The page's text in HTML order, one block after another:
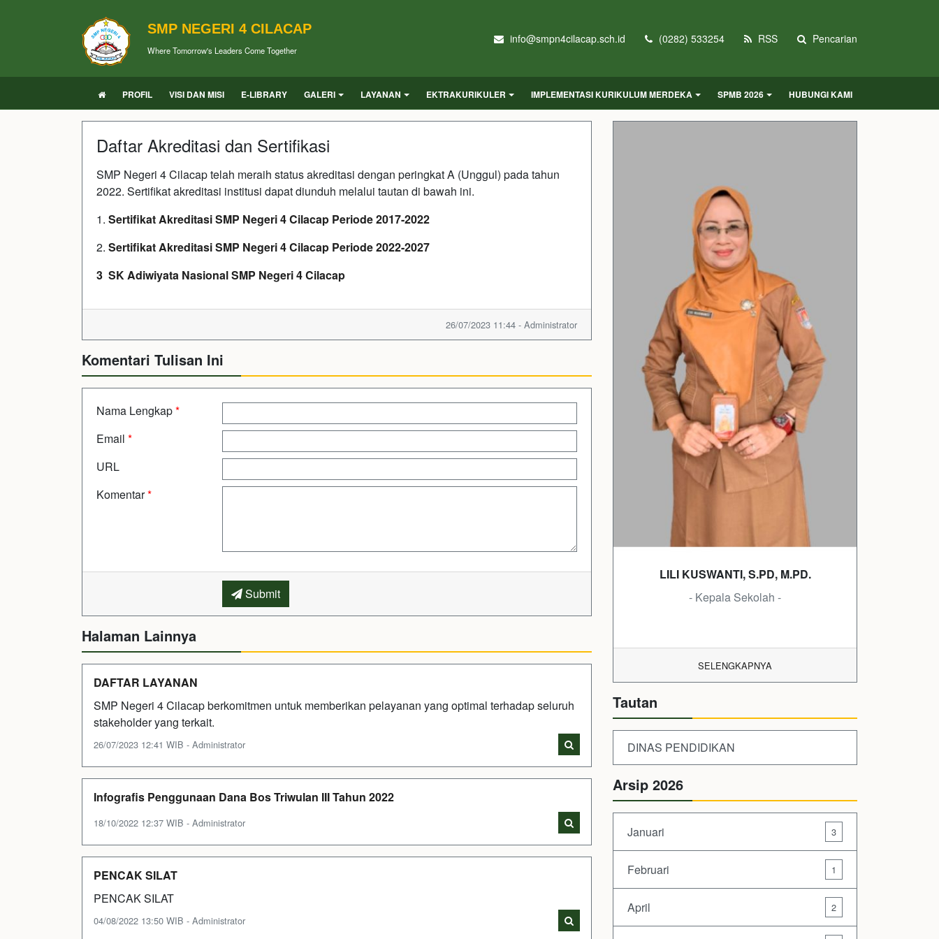
SMP NEGERI 4 CILACAP
Where Tomorrow's Leaders Come Together
info@smpn4cilacap.sch.id (0282) 533254 RSS Pencarian
PROFIL VISI DAN MISI E-LIBRARY GALERI LAYANAN EKTRAKURIKULER IMPLEMENTASI KURIKULUM MERDEKA SPMB 2026 HUBUNGI KAMI
Daftar Akreditasi dan Sertifikasi
SMP Negeri 4 Cilacap telah meraih status akreditasi dengan peringkat A (Unggul) pada tahun
2022. Sertifikat akreditasi institusi dapat diunduh melalui tautan di bawah ini.
1. Sertifikat Akreditasi SMP Negeri 4 Cilacap Periode 2017-2022
2. Sertifikat Akreditasi SMP Negeri 4 Cilacap Periode 2022-2027
3 SK Adiwiyata Nasional SMP Negeri 4 Cilacap
26/07/2023 11:44 - Administrator
Komentari Tulisan Ini
Nama Lengkap*
Email *
URL
Komentar*
Submit
Halaman Lainnya
DAFTAR LAYANAN
SMP Negeri 4 Cilacap berkomitmen untuk memberikan pelayanan yang optimal terhadap seluruh
stakeholder yang terkait.
26/07/2023 12:41 WIB - Administrator
Infografis Penggunaan Dana Bos Triwulan III Tahun 2022
18/10/2022 12:37 WIB - Administrator
PENCAK SILAT
PENCAK SILAT
04/08/2022 13:50 WIB - Administrator
LILI KUSWANTI, S.PD, M.PD.
- Kepala Sekolah -
SELENGKAPNYA
Tautan
DINAS PENDIDIKAN
Arsip 2026
Januari 3
Februari 1
April 2